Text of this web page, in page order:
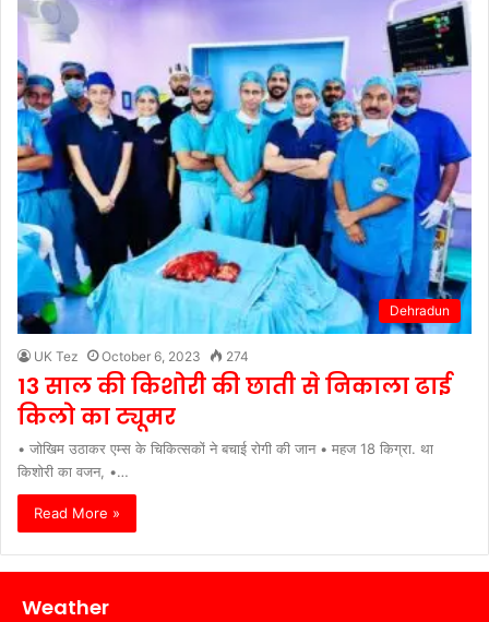
Dehradun
UK Tez October 6, 2023 274
13 साल की किशोरी की छाती से निकाला ढाई
किलो का ट्यूमर
• जोखिम उठाकर एम्स के चिकित्सकों ने बचाई रोगी की जान • महज 18 किग्रा. था
किशोरी का वजन, •…
Read More »
Weather